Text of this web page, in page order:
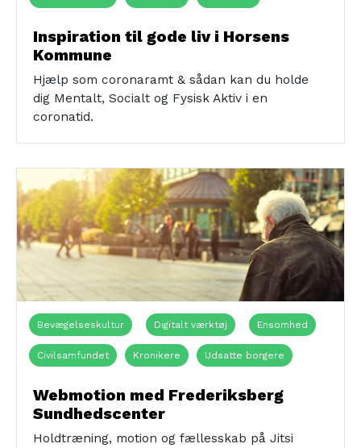
Sundhedshuset
Inspiration til gode liv i Horsens
Kommune
Hjælp som coronaramt & sådan kan du holde
dig Mentalt, Socialt og Fysisk Aktiv i en
coronatid.
Bevægelseskultur Digitalt værktøj Ensomhed
Civilsamfundet Kronikere Udsatte borgere
Webmotion med Frederiksberg
Sundhedscenter
Holdtræning, motion og fællesskab på Jitsi